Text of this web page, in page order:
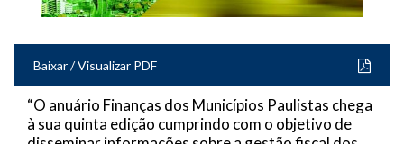
Baixar / Visualizar PDF
“O anuário Finanças dos Municípios Paulistas chega
à sua quinta edição cumprindo com o objetivo de